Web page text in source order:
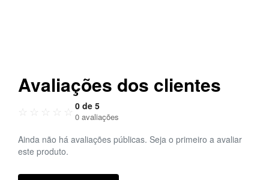
Avaliações dos clientes
☆ ☆ ☆ ☆ ☆ 0 de 5
0 avaliações
Ainda não há avaliações públicas. Seja o primeiro a avaliar
este produto.